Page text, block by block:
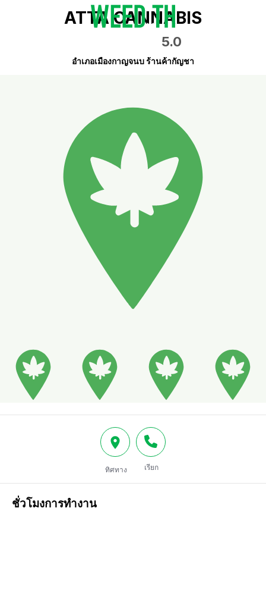
ATTA CANNABIS
5.0
อำเภอเมืองกาญจนบ ร้านค้ากัญชา
ทิศทาง เรียก
ชั่วโมงการทำงาน